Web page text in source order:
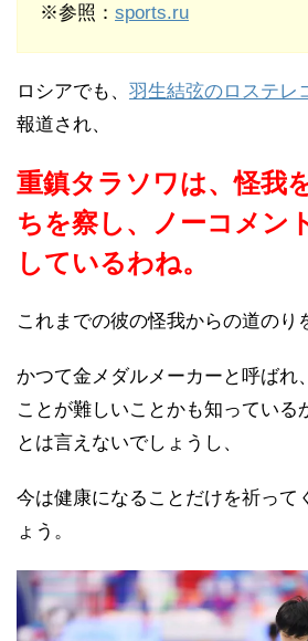
※参照： sports.ru
ロシアでも、 羽生結弦のロステレ
報道され、
重鎮タラソワは、怪我
ちを察し、ノーコメン
しているわね。
これまでの彼の怪我からの道のり
かつて金メダルメーカーと呼ばれ
ことが難しいことかも知っている
とは言えないでしょうし、
今は健康になることだけを祈って
ょう。